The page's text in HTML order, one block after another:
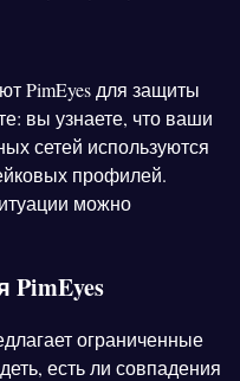
PimEyes для защиты
вы узнаете, что ваши
сетей используются
профилей.
можно
PimEyes
ограниченные
есть ли совпадения